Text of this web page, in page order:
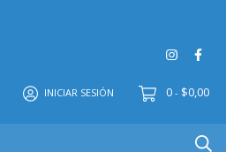
INICIAR SESIÓN 0 - $0,00